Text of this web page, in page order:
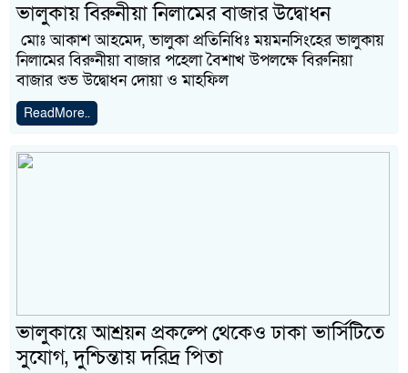
ভালুকায় বিরুনীয়া নিলামের বাজার উদ্বোধন
মোঃ আকাশ আহমেদ, ভালুকা প্রতিনিধিঃ ময়মনসিংহের ভালুকায়
নিলামের বিরুনীয়া বাজার পহেলা বৈশাখ উপলক্ষে বিরুনিয়া
বাজার শুভ উদ্বোধন দোয়া ও মাহফিল
ReadMore..
ভালুকায়ে আশ্রয়ন প্রকল্পে থেকেও ঢাকা ভার্সিটিতে
সুযোগ, দুশ্চিন্তায় দরিদ্র পিতা